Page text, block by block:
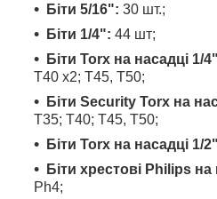
Біти 5/16": 30 шт.;
Біти 1/4": 44 шт;
Біти Torx на насадці 1/4"
T40 x2; T45, T50;
Біти Security Torx на
T35; T40; T45, T50;
Біти Torx на насадці 1/
Біти хрестові Philips на
Ph4;